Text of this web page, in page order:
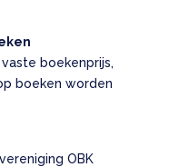
boekenprijs,
boeken worden
OBK